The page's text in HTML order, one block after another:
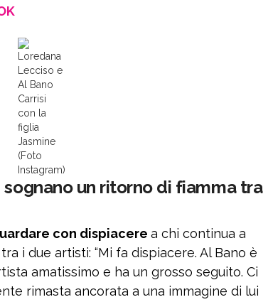
Loredana
Lecciso e
Al Bano
Carrisi
con la
figlia
Jasmine
(Foto
Instagram)
un ritorno di fiamma tra
con dispiacere a chi continua a
i due artisti: “Mi fa dispiacere. Al Bano è
amatissimo e ha un grosso seguito. Ci
rimasta ancorata a una immagine di lui